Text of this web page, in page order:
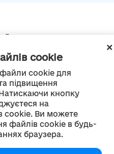
cookie
cookie для
підвищення
кнопку
на
cookie. Ви можете
файлів cookie в будь-
браузера.
2022
комунікації реформи місцевого
влади в Україні.
«Портал «Децентралізація»
4.0 International license,